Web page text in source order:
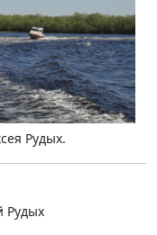
Рудых.
Рудых